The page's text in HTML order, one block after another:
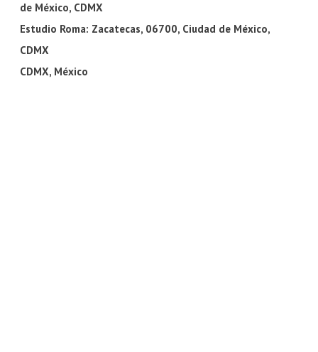
de México, CDMX
Estudio Roma: Zacatecas, 06700, Ciudad de México,
CDMX
​CDMX, México